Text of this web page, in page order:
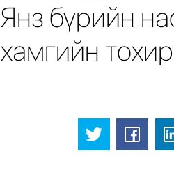
Янз бүрийн
хамгийн